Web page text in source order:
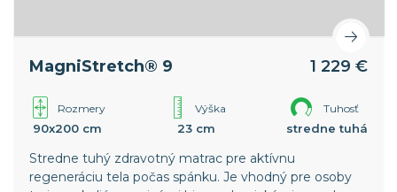
MagniStretch® 9 1 229 €
Rozmery
90x200 cm
Výška
23 cm
Tuhosť
stredne tuhá
Stredne tuhý zdravotný matrac pre aktívnu
regeneráciu tela počas spánku. Je vhodný pre osoby